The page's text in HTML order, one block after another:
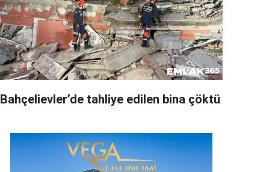
Bahçelievler’de tahliye edilen bina çöktü